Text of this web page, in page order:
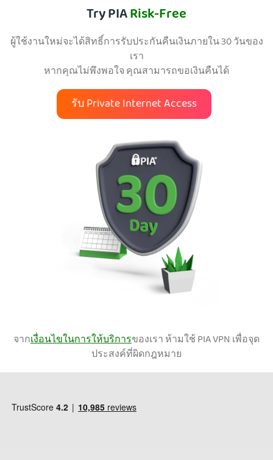
Try PIARisk-Free
ผู้ใช้งานใหม่จะได้สิทธิ์การรับประกันคืนเงินภายใน 30 วันของ
เรา
หากคุณไม่พึงพอใจ คุณสามารถขอเงินคืนได้
รับ Private Internet Access
จากเงื่อนไขในการให้บริการของเรา ห้ามใช้ PIA VPN เพื่อจุด
ประสงค์ที่ผิดกฎหมาย